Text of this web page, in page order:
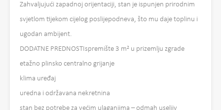
Zahvaljujući zapadnoj orijentaciji, stan je ispunjen prirodnim
svjetlom tijekom cijelog poslijepodneva, što mu daje toplinu i
ugodan ambijent.
DODATNE PREDNOSTIspremište 3 m² u prizemlju zgrade
etažno plinsko centralno grijanje
klima uređaj
uredna i održavana nekretnina
stan bez potrebe za većim ulaganjima – odmah useljiv